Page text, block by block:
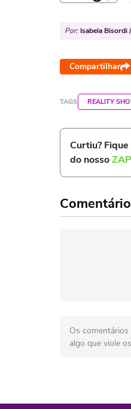
Por: Isabela Bisordi
Compartilhar
TAGS REALITY
Curtiu?
do nossoZAP
Os comentários
algo que viole